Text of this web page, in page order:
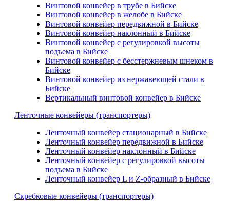
Винтовой конвейер в трубе в Бийске
Винтовой конвейер в желобе в Бийске
Винтовой конвейер передвижной в Бийске
Винтовой конвейер наклонный в Бийске
Винтовой конвейер с регулировкой высоты
подъема в Бийске
Винтовой конвейер с бесстержневым шнеком в
Бийске
Винтовой конвейер из нержавеющей стали в
Бийске
Вертикальный винтовой конвейер в Бийске
Ленточные конвейеры (транспортеры)
Ленточный конвейер стационарный в Бийске
Ленточный конвейер передвижной в Бийске
Ленточный конвейер наклонный в Бийске
Ленточный конвейер с регулировкой высоты
подъема в Бийске
Ленточный конвейер L и Z-образный в Бийске
Скребковые конвейеры (транспортеры)